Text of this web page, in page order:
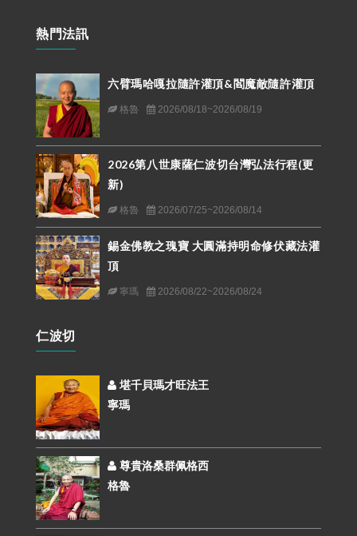
熱門法訊
六臂瑪哈嘎拉隨許灌頂&閻魔敵隨許灌頂
格魯 2026/08/18~2026/08/19
2026第八世康薩仁波切台灣弘法行程(更
新)
格魯 2026/07/25~2026/08/14
錫金佛教之瑰寶 大圓滿持明命修伏藏法灌
頂
寧瑪 2026/08/22~2026/08/24
仁波切
堪千貝瑪才旺法王
寧瑪
尊貴洛桑群佩格西
格魯